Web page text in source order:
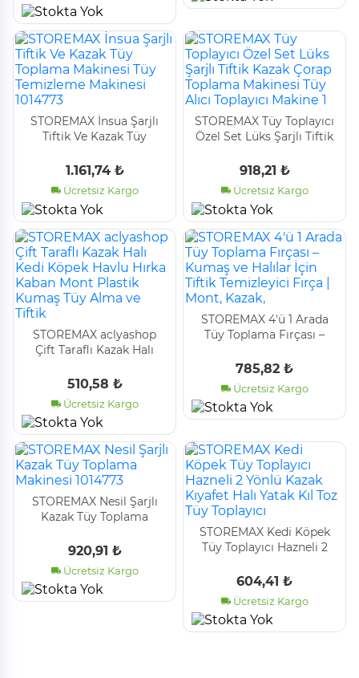
STOREMAX İnsua Şarjlı
Tiftik Ve Kazak Tüy
Temizleme Makinesi
1014773
1.161,74 ₺
Ücretsiz Kargo
STOREMAX Tüy Toplayıcı
Özel Set Lüks Şarjlı Tiftik
Makinesi Tüy Alıcı
Toplayıcı Makine 1
918,21 ₺
Ücretsiz Kargo
STOREMAX aclyashop
Çift Taraflı Kazak Halı
Kaban Mont Plastik
Kumaş Tüy Alma ve Tiftik
510,58 ₺
Ücretsiz Kargo
STOREMAX 4'ü 1 Arada
Tüy Toplama Fırçası –
Tiftik Temizleyici Fırça |
Mont, Kazak,
785,82 ₺
Ücretsiz Kargo
STOREMAX Nesil Şarjlı
Kazak Tüy Toplama
920,91 ₺
Ücretsiz Kargo
STOREMAX Kedi Köpek
Tüy Toplayıcı Hazneli 2
Yatak Kıl Toz Tüy Toplayıcı
604,41 ₺
Ücretsiz Kargo